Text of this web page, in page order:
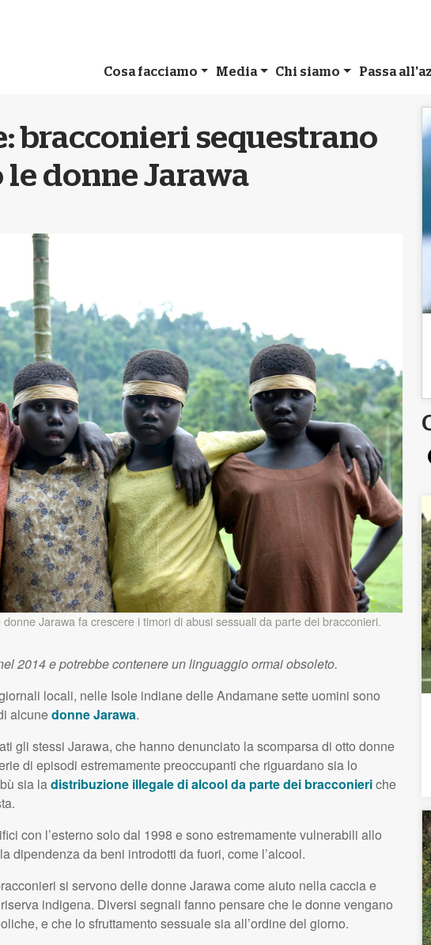
Cosa facciamo Media Chi siamo Passa
bracconieri sequestrano
donne Jarawa
Jarawa fa crescere i timori di abusi sessuali da parte dei bracconieri.
2014 e potrebbe contenere un linguaggio ormai obsoleto.
locali, nelle Isole indiane delle Andamane sette uomini sono
alcunedonne Jarawa.
gli stessi Jarawa, che hanno denunciato la scomparsa di otto donne
di episodi estremamente preoccupanti che riguardano sia lo
sia ladistribuzione illegale di alcool da parte dei bracconieriche
con l’esterno solo dal 1998 e sono estremamente vulnerabili allo
dipendenza da beni introdotti da fuori, come l’alcool.
si servono delle donne Jarawa come aiuto nella caccia e
indigena. Diversi segnali fanno pensare che le donne vengano
e che lo sfruttamento sessuale sia all’ordine del giorno.